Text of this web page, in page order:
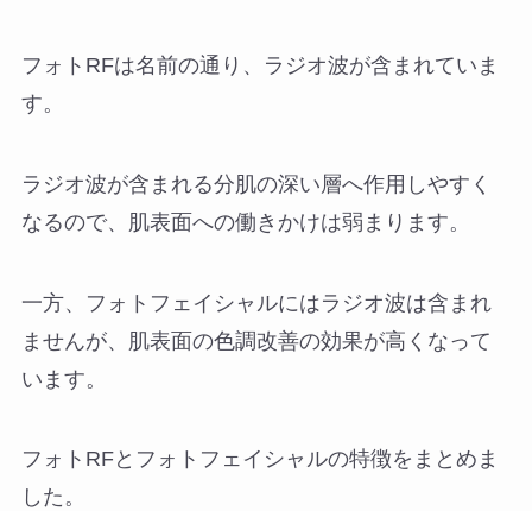
フォトRFは名前の通り、ラジオ波が含まれていま
す。
ラジオ波が含まれる分肌の深い層へ作用しやすく
なるので、肌表面への働きかけは弱まります。
一方、フォトフェイシャルにはラジオ波は含まれ
ませんが、肌表面の色調改善の効果が高くなって
います。
フォトRFとフォトフェイシャルの特徴をまとめま
した。